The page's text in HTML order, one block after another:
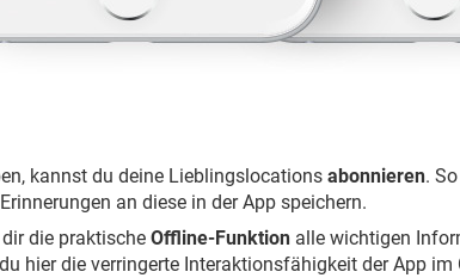
kannst du deine Lieblingslocations abonnieren.
an diese in der App speichern.
die praktische Offline-Funktion alle wichtigen
hier die verringerte Interaktionsfähigkeit der App